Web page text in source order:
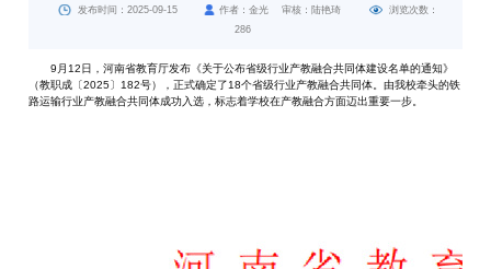
发布时间：2025-09-15 作者：金光 审核：陆艳琦
浏览次数：
286
9月12日，河南省教育厅发布《关于公布省级行业产教融合共同体建设名单的通知》
（教职成〔2025〕182号），正式确定了18个省级行业产教融合共同体。由我校牵头的铁
路运输行业产教融合共同体成功入选，标志着学校在产教融合方面迈出重要一步。